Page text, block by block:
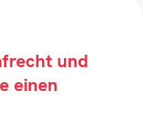
und
einen